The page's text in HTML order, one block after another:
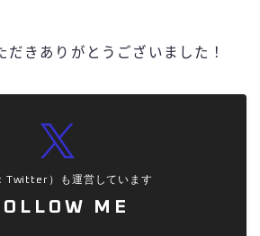
だきありがとうございました！
Twitter）も運営しています
ME